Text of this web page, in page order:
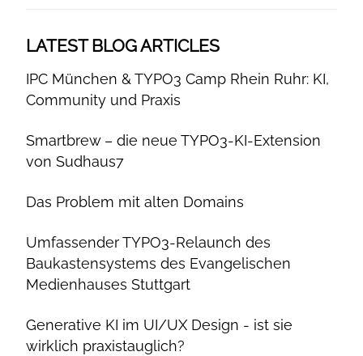
LATEST BLOG ARTICLES
IPC München & TYPO3 Camp Rhein Ruhr: KI,
Community und Praxis
Smartbrew – die neue TYPO3-KI-Extension
von Sudhaus7
Das Problem mit alten Domains
Umfassender TYPO3-Relaunch des
Baukastensystems des Evangelischen
Medienhauses Stuttgart
Generative KI im UI/UX Design - ist sie
wirklich praxistauglich?